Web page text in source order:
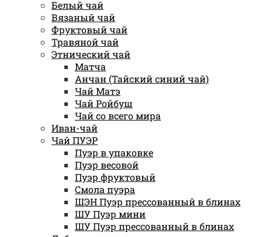
Белый чай
Вязаный чай
Фруктовый чай
Травяной чай
Этнический чай
Матча
Анчан (Тайский синий чай)
Чай Матэ
Чай Ройбуш
Чай со всего мира
Иван-чай
Чай ПУЭР
Пуэр в упаковке
Пуэр весовой
Пуэр фруктовый
Смола пуэра
ШЭН Пуэр прессованный в блинах
ШУ Пуэр мини
ШУ Пуэр прессованный в блинах